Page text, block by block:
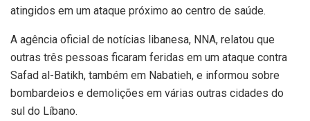
atingidos em um ataque próximo ao centro de saúde.
A agência oficial de notícias libanesa, NNA, relatou que
outras três pessoas ficaram feridas em um ataque contra
Safad al-Batikh, também em Nabatieh, e informou sobre
bombardeios e demolições em várias outras cidades do
sul do Líbano.